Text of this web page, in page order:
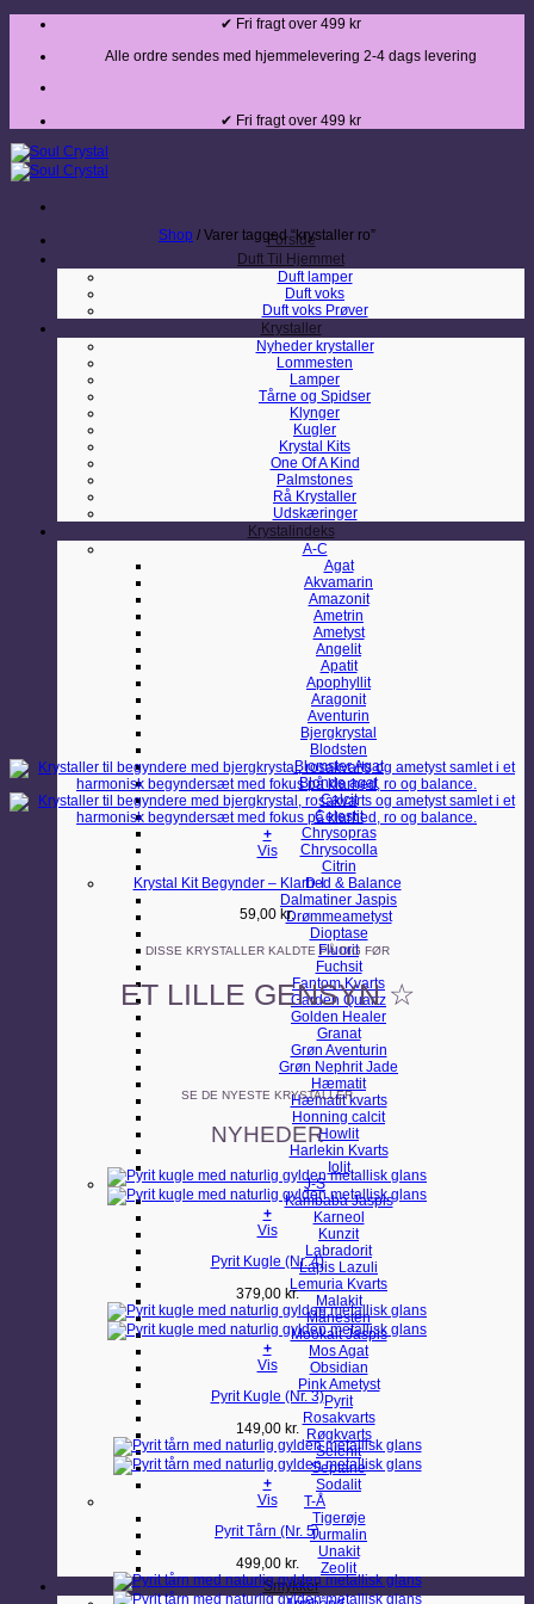
Fortsæt
indhold
✔ Fri fragt over 499 kr
Alle ordre sendes med hjemmelevering 2-4 dags levering
✔ Fri fragt over 499 kr
Forside
Duft Til Hjemmet
Duft lamper
Duft voks
Duft voks Prøver
Krystaller
Nyheder krystaller
Lommesten
Lamper
Tårne og Spidser
Klynger
Kugler
Krystal Kits
One Of A Kind
Palmstones
Rå Krystaller
Udskæringer
Krystalindeks
A-C
Agat
Akvamarin
Amazonit
Ametrin
Ametyst
Angelit
Apatit
Apophyllit
Aragonit
Aventurin
Bjergkrystal
Blodsten
Blomster Agat
Blonde agat
Calcit
Celestit
Chrysopras
Chrysocolla
Citrin
D-I
Dalmatiner Jaspis
Drømmeametyst
Dioptase
Fluorit
Fuchsit
Fantom Kvarts
Garden Quartz
Golden Healer
Granat
Grøn Aventurin
Grøn Nephrit Jade
Hæmatit
Hæmatit kvarts
Honning calcit
Howlit
Harlekin Kvarts
Iolit
J-S
Kambaba Jaspis
Karneol
Kunzit
Labradorit
Lapis Lazuli
Lemuria Kvarts
Malakit
Månesten
Mookait Jaspis
Mos Agat
Obsidian
Pink Ametyst
Pyrit
Rosakvarts
Røgkvarts
Selenit
Septarie
Sodalit
T-Å
Tigerøje
Turmalin
Unakit
Zeolit
Smykker
Shop / Varer tagged “krystaller ro”
+
Vis
Krystal Kit Begynder – Klarhed & Balance
59,00 kr.
DISSE KRYSTALLER KALDTE PÅ DIG FØR
ET LILLE GENSYN ☆
SE DE NYESTE KRYSTALLER
NYHEDER
+
Vis
Pyrit Kugle (Nr. 4)
379,00 kr.
+
Vis
Pyrit Kugle (Nr. 3)
149,00 kr.
+
Vis
Pyrit Tårn (Nr. 5)
499,00 kr.